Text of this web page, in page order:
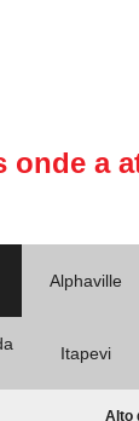
onde a
Alphaville
Itapevi
Alto